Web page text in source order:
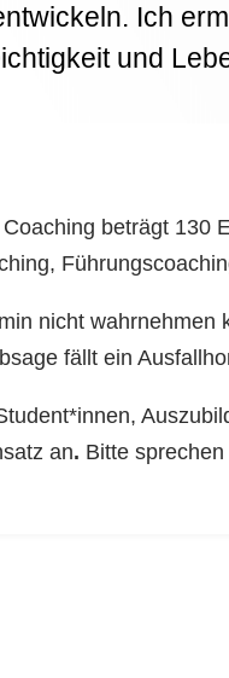
Ich
und
beträgt 130
nicht
fällt ein
an. Bitte